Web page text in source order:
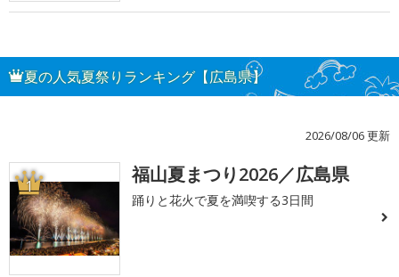
夏の人気夏祭りランキング【広島県】
2026/08/06 更新
1 福山夏まつり2026／広島県
踊りと花火で夏を満喫する3日間